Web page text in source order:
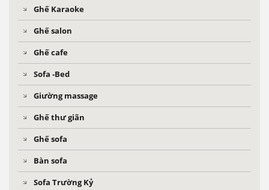
Ghế Karaoke
Ghế salon
Ghế cafe
Sofa -Bed
Giường massage
Ghế thư giãn
Ghế sofa
Bàn sofa
Sofa Trường Kỷ